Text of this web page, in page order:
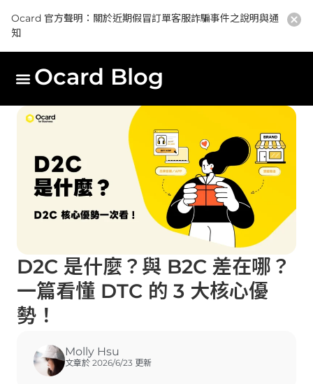
Ocard 官方聲明：關於近期假冒訂單客服詐騙事件之說明與通
知
Ocard Blog
D2C 是什麼？與 B2C 差在哪？
一篇看懂 DTC 的 3 大核心優
勢！
Molly Hsu
文章於 2026/6/23 更新